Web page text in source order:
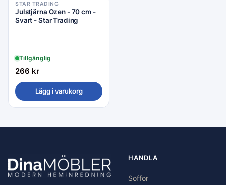
STAR TRADING
Julstjärna Ozen - 70 cm -
Svart - Star Trading
Tillgänglig
266 kr
Lägg i varukorg
HANDLA
Soffor